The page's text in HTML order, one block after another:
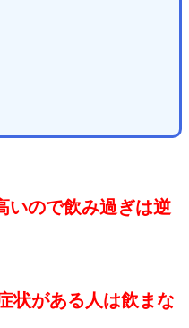
いので飲み過ぎは逆
状がある人は飲まな